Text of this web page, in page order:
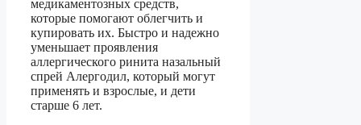
медикаментозных средств,
которые помогают облегчить и
купировать их. Быстро и надежно
уменьшает проявления
аллергического ринита назальный
спрей Алергодил, который могут
применять и взрослые, и дети
старше 6 лет.